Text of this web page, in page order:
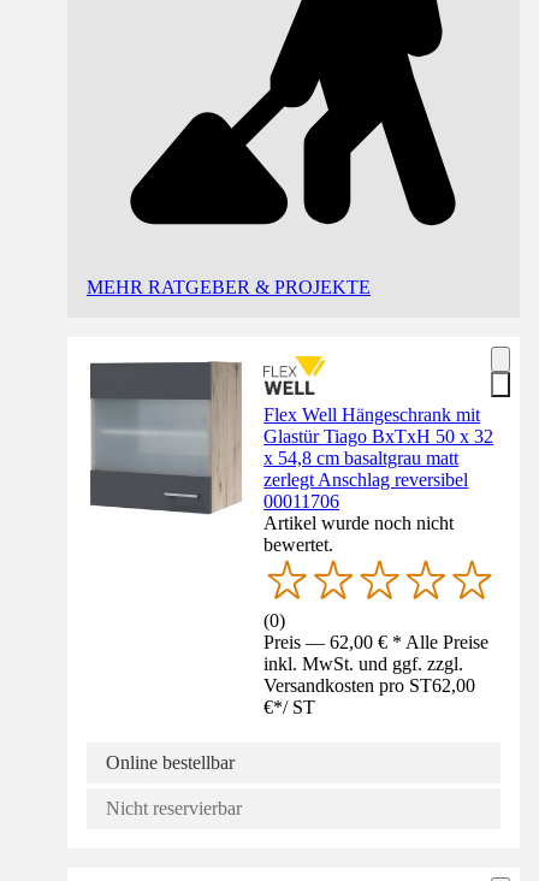
MEHR RATGEBER & PROJEKTE
Flex Well Hängeschrank mit
Glastür Tiago BxTxH 50 x 32
x 54,8 cm basaltgrau matt
zerlegt Anschlag reversibel
00011706
Artikel wurde noch nicht
bewertet.
(0)
Preis — 62,00 € * Alle Preise
inkl. MwSt. und ggf. zzgl.
Versandkosten pro ST62,00
€*/ ST
Online bestellbar
Nicht reservierbar